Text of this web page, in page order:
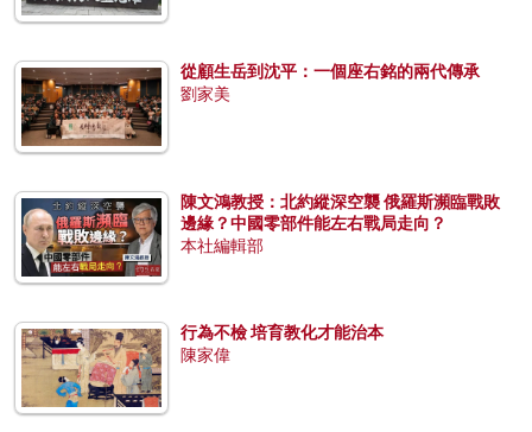
從顧生岳到沈平：一個座右銘的兩代傳承
劉家美
陳文鴻教授：北約縱深空襲 俄羅斯瀕臨戰敗
邊緣？中國零部件能左右戰局走向？
本社編輯部
行為不檢 培育教化才能治本
陳家偉